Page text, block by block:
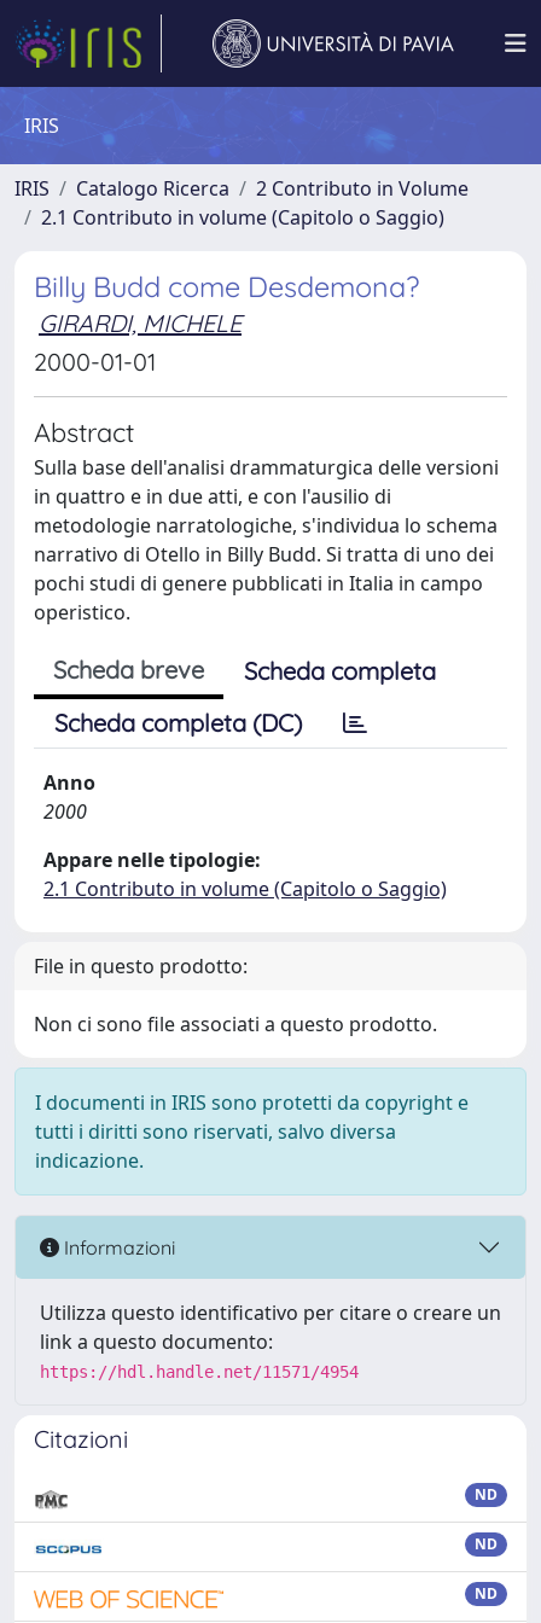
IRIS
IRIS Catalogo Ricerca
2 Contributo in Volume
2.1 Contributo in volume (Capitolo o Saggio)
Billy Budd come Desdemona?
GIRARDI, MICHELE
2000-01-01
Abstract
Sulla base dell'analisi drammaturgica delle versioni
in quattro e in due atti, e con l'ausilio di
metodologie narratologiche, s'individua lo schema
narrativo di Otello in Billy Budd. Si tratta di uno dei
pochi studi di genere pubblicati in Italia in campo
operistico.
Scheda breve
Scheda completa
Scheda completa (DC)
Anno
2000
Appare nelle tipologie:
2.1 Contributo in volume (Capitolo o Saggio)
File in questo prodotto:
Non ci sono file associati a questo prodotto.
I documenti in IRIS sono protetti da copyright e
tutti i diritti sono riservati, salvo diversa
indicazione.
Informazioni
Utilizza questo identificativo per citare o creare un
link a questo documento:
https://hdl.handle.net/11571/4954
Citazioni
ND
ND
ND